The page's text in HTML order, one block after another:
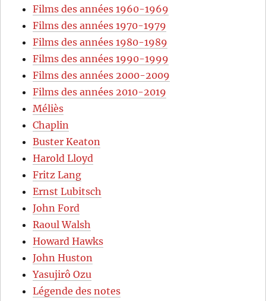
Films des années 1960-1969
Films des années 1970-1979
Films des années 1980-1989
Films des années 1990-1999
Films des années 2000-2009
Films des années 2010-2019
Méliès
Chaplin
Buster Keaton
Harold Lloyd
Fritz Lang
Ernst Lubitsch
John Ford
Raoul Walsh
Howard Hawks
John Huston
Yasujirô Ozu
Légende des notes